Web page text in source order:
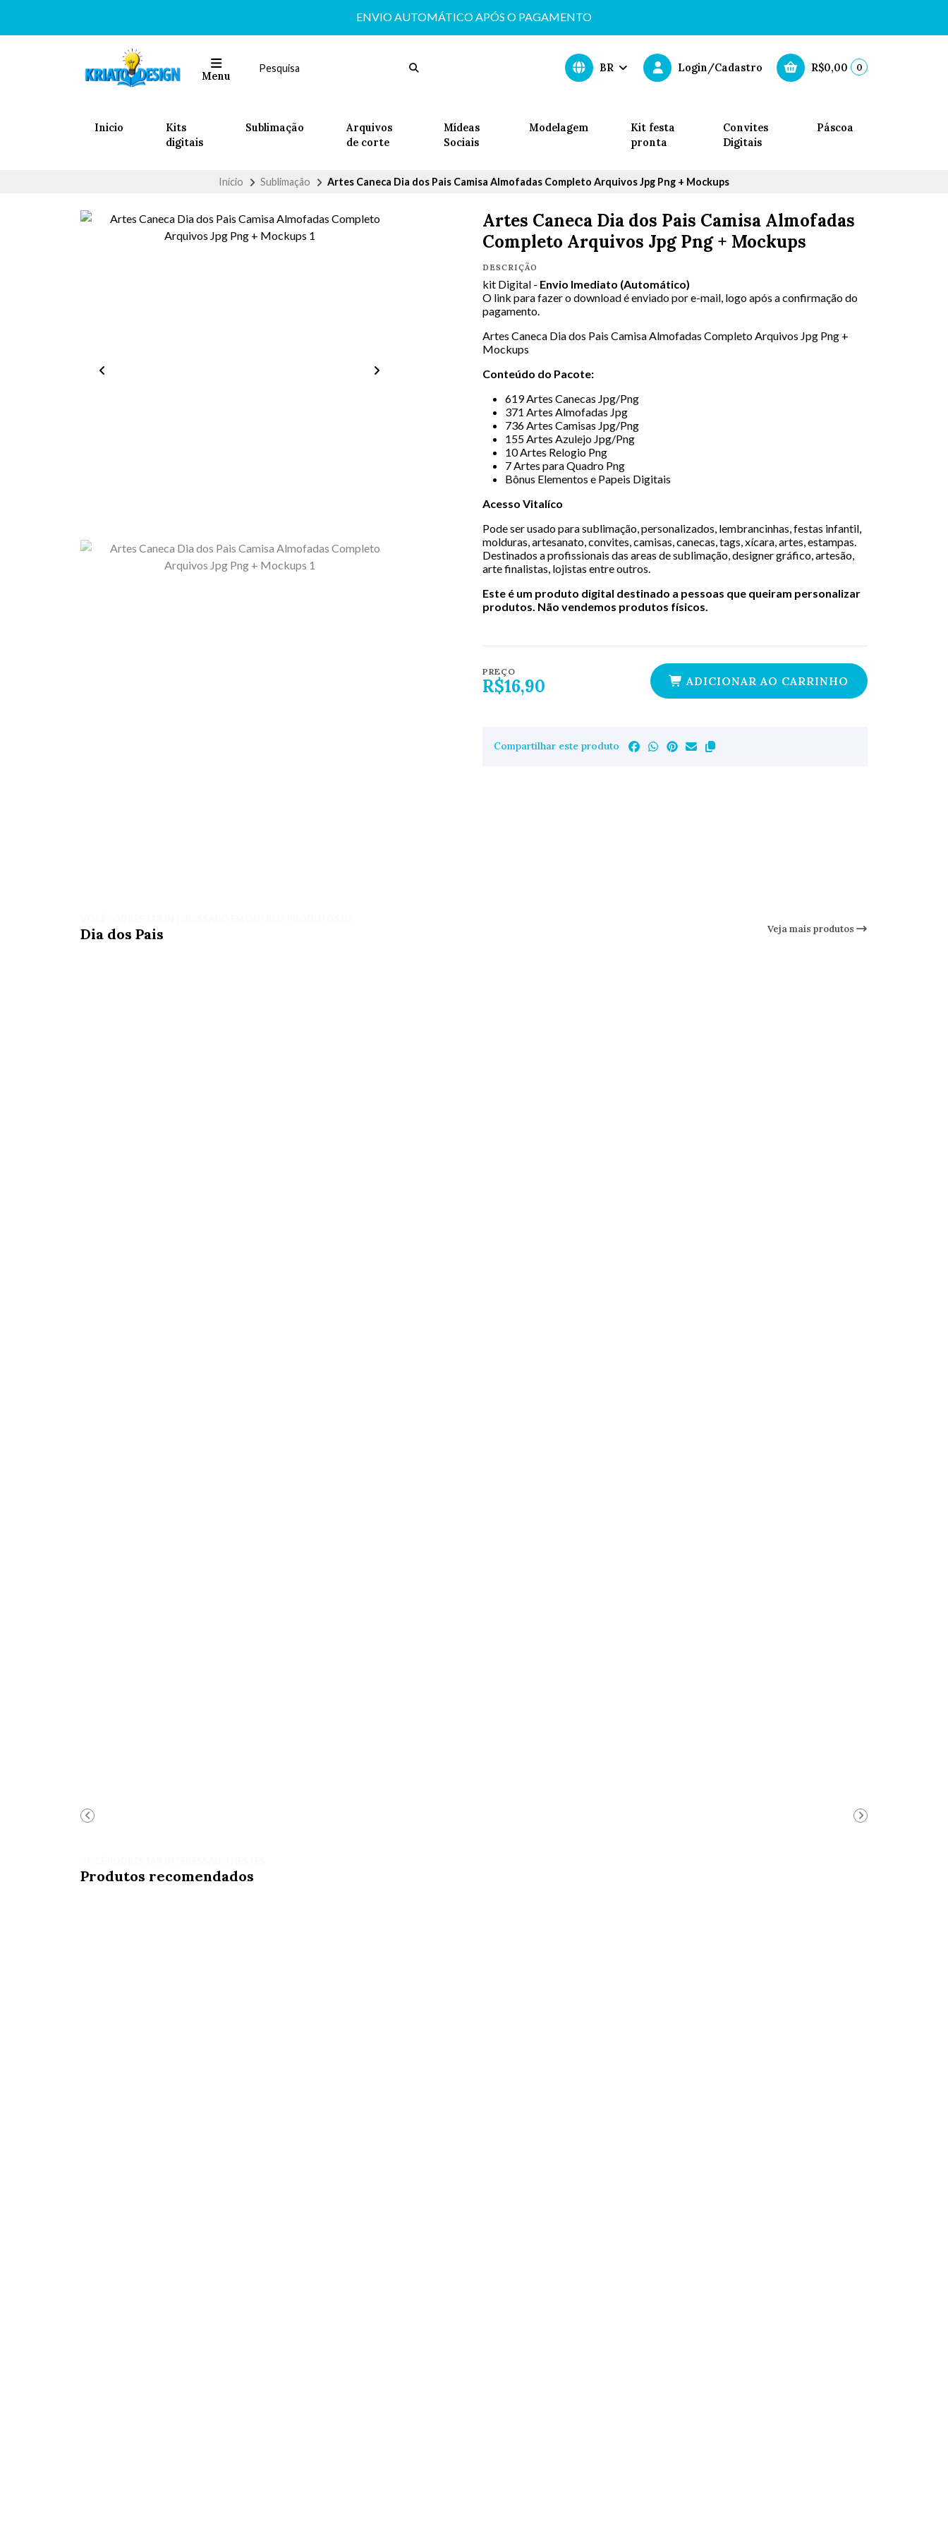
ENVIO AUTOMÁTICO APÓS O PAGAMENTO
Menu
BR Login/Cadastro R$0,00 0
Inicio
Kits
digitais
Sublimação
Arquivos
de corte
Mídeas
Sociais
Modelagem
Kit festa
pronta
Convites
Digitais
Páscoa
Início Sublimação Artes Caneca Dia dos Pais Camisa Almofadas Completo Arquivos Jpg Png + Mockups
Artes Caneca Dia dos Pais Camisa Almofadas
Completo Arquivos Jpg Png + Mockups
DESCRIÇÃO
kit Digital - Envio Imediato (Automático)
O link para fazer o download é enviado por e-mail, logo após a confirmação do
pagamento.
Artes Caneca Dia dos Pais Camisa Almofadas Completo Arquivos Jpg Png +
Mockups
Conteúdo do Pacote:
619 Artes Canecas Jpg/Png
371 Artes Almofadas Jpg
736 Artes Camisas Jpg/Png
155 Artes Azulejo Jpg/Png
10 Artes Relogio Png
7 Artes para Quadro Png
Bônus Elementos e Papeis Digitais
Acesso Vitalíco
Pode ser usado para sublimação, personalizados, lembrancinhas, festas infantil,
molduras, artesanato, convites, camisas, canecas, tags, xícara, artes, estampas.
Destinados a profissionais das areas de sublimação, designer gráfico, artesão,
arte finalistas, lojistas entre outros.
Este é um produto digital destinado a pessoas que queiram personalizar
produtos. Não vendemos produtos físicos.
PREÇO
R$16,90 ADICIONAR AO CARRINHO
Compartilhar este produto
Dia dos Pais Veja mais produtos
Produtos recomendados